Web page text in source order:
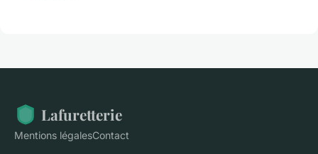
Lafuretterie
Mentions légalesContact